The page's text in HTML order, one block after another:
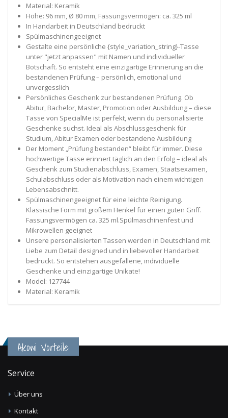
Material: Keramik
Höhe: 96 mm, Ø 80 mm, Fassungsvermögen: ca. 325 ml
In Handarbeit in Deutschland bedruckt
Spülmaschinengeeignet
Gestalte eine persönliche {style_variation_string}-Tasse
unter "jetzt anpassen" mit Namen und individueller
Botschaft. So entsteht eine einzigartige Erinnerung an die
bestandenen Prüfung – persönlich, emotional und
unvergesslich
Persönliches Geschenk zur bestandenen Prüfung. Ob
Abitur, Bachelor, Master, Promotion oder Ausbildung – diese
Tasse von SpecialMe ist perfekt, wenn du personalisierte
Geschenke suchst. Ideal als Abschlussgeschenk für
Studium, Abitur Examen oder bestandene Ausbildung
Der Moment „Prüfung bestanden“ bleibt für immer. Diese
hochwertige Tasse erinnert täglich an den Erfolg – ideal als
Geschenk zum Studienabschluss, Examen, Staatsexamen,
Schulabschluss oder als Motivation nach einem wichtigen
Lebensabschnitt.
Spülmaschinengeeignet für eine leichte Reinigung.
Klassische Form mit großem Henkel für einen guten Griff.
Fassungsvermögen ca. 325 ml.Spülmaschinenfest und
Mikrowellen geeignet
Unsere personalisierten Tassen werden in Deutschland mit
Liebe zum Detail designed und in liebevoller Handarbeit
bedruckt. So entstehen ausgefallene, individuelle
Geschenke und einzigartige Unikate!
Model: 127744
Material: Keramik
Akowi Vorteile
Service
Über uns
Kontakt